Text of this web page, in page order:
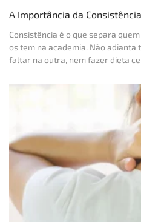
A Importância da
Consistência é o que separa
os tem na academia. Não adianta
faltar na outra, nem fazer dieta